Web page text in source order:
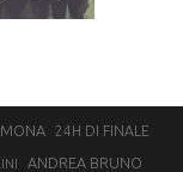
24H DI FINALE
ANDREA BRUNO